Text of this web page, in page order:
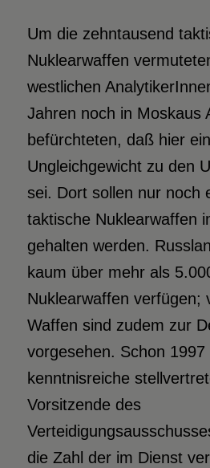
Um die zehntausend
Nuklearwaffen
westlichen
Jahren noch in Moskaus
befürchteten, daß hier
Ungleichgewicht zu den
sei. Dort sollen nur noch
taktische Nuklearwaffen
gehalten werden.
kaum über mehr als
Nuklearwaffen verfügen;
Waffen sind zudem zur
vorgesehen. Schon
kenntnisreiche
Vorsitzende des
die Zahl der im Dienst